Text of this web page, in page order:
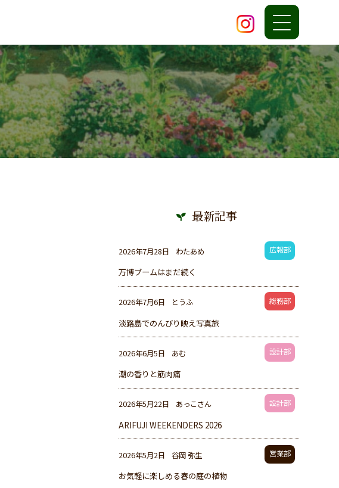
最新記事
2026年7月28日 広報部
わたあめ
万博ブームはまだ続く
2026年7月6日 総務部
とうふ
淡路島でのんびり映え写真旅
2026年6月5日 設計部
あむ
潮の香りと筋肉痛
2026年5月22日 設計部
あっこさん
ARIFUJI WEEKENDERS 2026
2026年5月2日 営業部
谷岡 弥生
お気軽に楽しめる春の庭の植物